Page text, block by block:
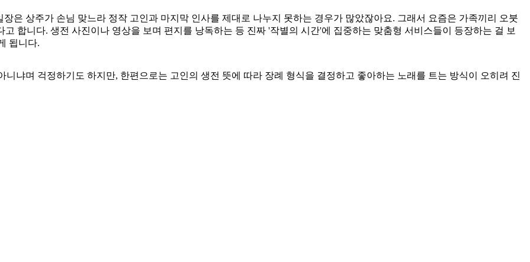
은 상주가 손님 맞느라 정작 고인과 마지막 인사를 제대로 나누지 못하는 경우가 많았잖아요. 그래서 요즘은 가족끼리 오붓
합니다. 생전 사진이나 영상을 보며 편지를 낭독하는 등 진짜 '작별의 시간'에 집중하는 맞춤형 서비스들이 등장하는 걸 보
됩니다.
냐며 걱정하기도 하지만, 한편으로는 고인의 생전 뜻에 따라 장례 형식을 결정하고 좋아하는 노래를 트는 방식이 오히려 진